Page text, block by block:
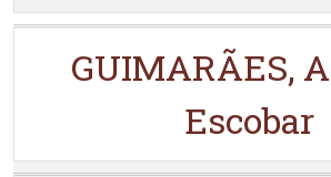
GUIMARÃES,
Escobar